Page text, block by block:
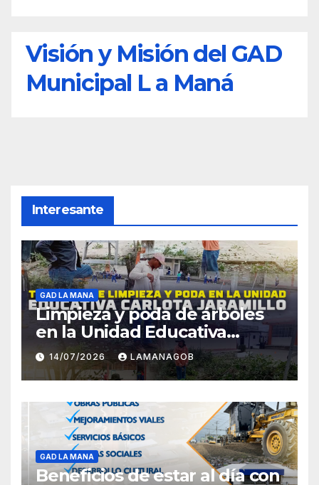
Visión y Misión del GAD
Municipal L a Maná
Interesante
GAD LA MANA
Limpieza y poda de árboles
en la Unidad Educativa
Carlota Jaramillo
14/07/2026 LAMANAGOB
GAD LA MANA
Beneficios de estar al día con